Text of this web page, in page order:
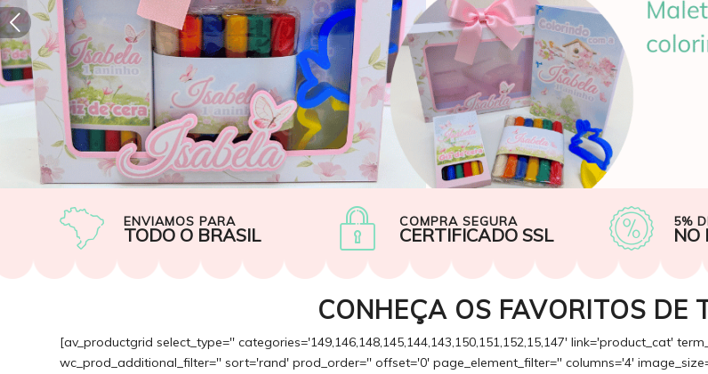
ENVIAMOS PARA
TODO O BRASIL
COMPRA SEGURA
CERTIFICADO SSL
5%
NO
CONHEÇA OS FAVORITOS DE
[av_productgrid select_type='' categories='149,146,148,145,144,143,150,151,152,15,147' link='product_cat'
wc_prod_additional_filter='' sort='rand' prod_order='' offset='0' page_element_filter='' columns='4'